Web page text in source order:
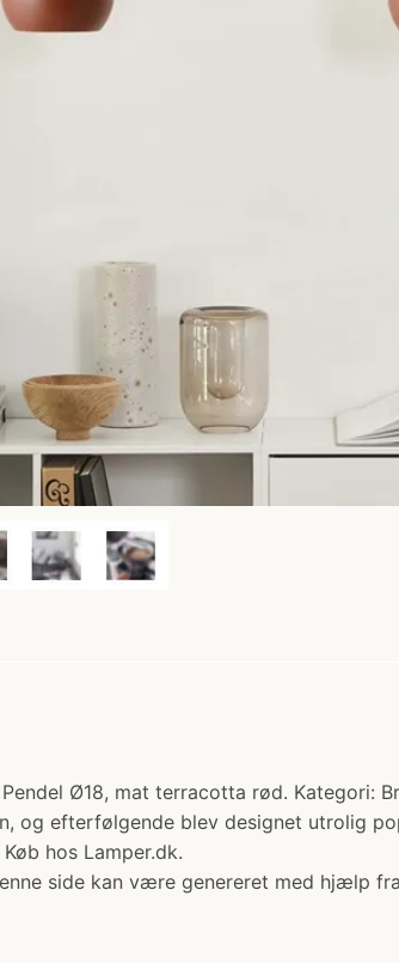
Ø18, mat terracotta rød. Kategori:
og efterfølgende blev designet utrolig
hos Lamper.dk.
side kan være genereret med hjælp